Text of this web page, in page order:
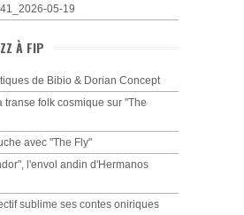
05-19
À FIP
de Bibio & Dorian Concept
transe folk cosmique sur "The
avec "The Fly"
l'envol andin d'Hermanos
sublime ses contes oniriques